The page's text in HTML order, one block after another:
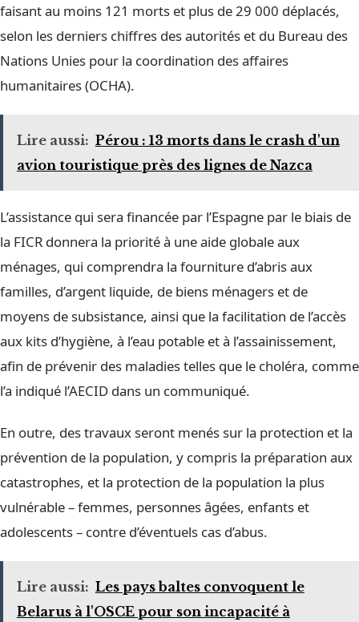
faisant au moins 121 morts et plus de 29 000 déplacés,
selon les derniers chiffres des autorités et du Bureau des
Nations Unies pour la coordination des affaires
humanitaires (OCHA).
Lire aussi: Pérou : 13 morts dans le crash d'un
avion touristique près des lignes de Nazca
L’assistance qui sera financée par l’Espagne par le biais de
la FICR donnera la priorité à une aide globale aux
ménages, qui comprendra la fourniture d’abris aux
familles, d’argent liquide, de biens ménagers et de
moyens de subsistance, ainsi que la facilitation de l’accès
aux kits d’hygiène, à l’eau potable et à l’assainissement,
afin de prévenir des maladies telles que le choléra, comme
l’a indiqué l’AECID dans un communiqué.
En outre, des travaux seront menés sur la protection et la
prévention de la population, y compris la préparation aux
catastrophes, et la protection de la population la plus
vulnérable – femmes, personnes âgées, enfants et
adolescents – contre d’éventuels cas d’abus.
Lire aussi: Les pays baltes convoquent le
Belarus à l'OSCE pour son incapacité à